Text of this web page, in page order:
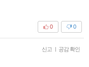
0
0
신고 | 공감 확인